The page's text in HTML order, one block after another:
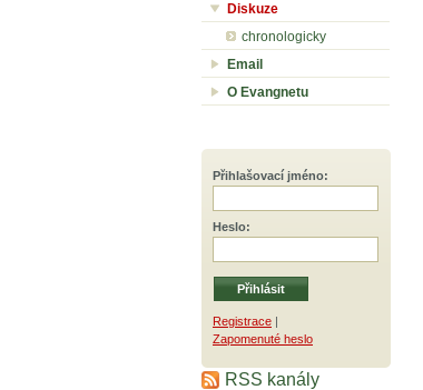
Diskuze
chronologicky
Email
O Evangnetu
Přihlašovací jméno:
Heslo:
Registrace |
Zapomenuté heslo
RSS kanály